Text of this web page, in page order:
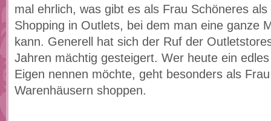
mal ehrlich, was gibt es als Frau Schöneres
Shopping in Outlets, bei dem man eine ganze
kann. Generell hat sich der Ruf der
Jahren mächtig gesteigert. Wer heute ein
Eigen nennen möchte, geht besonders als
Warenhäusern shoppen.